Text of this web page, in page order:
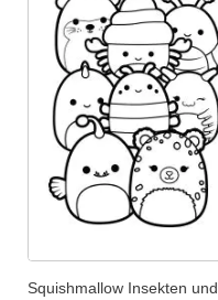
Squishmallow Insekten und